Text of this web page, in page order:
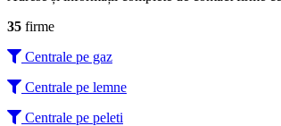
35 firme
Centrale pe gaz
Centrale pe lemne
Centrale pe peleti